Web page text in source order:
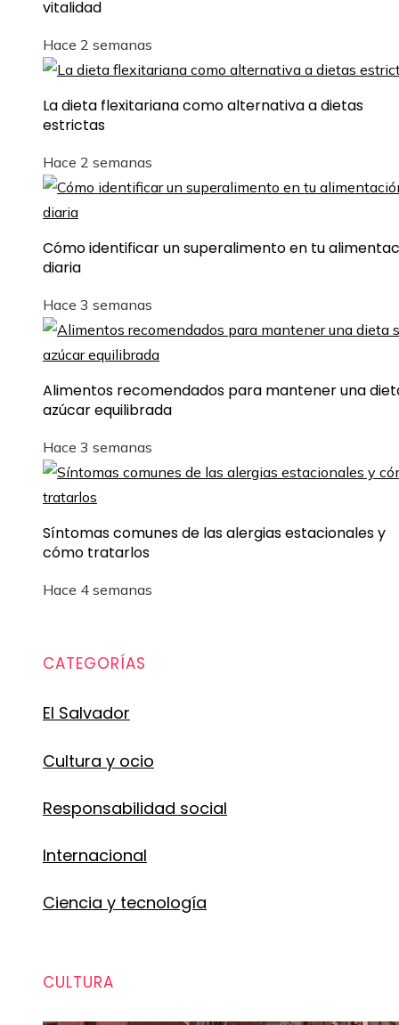
vitalidad
Hace 2 semanas
La dieta flexitariana como alternativa a dietas
estrictas
Hace 2 semanas
Cómo identificar un superalimento en tu
diaria
Hace 3 semanas
Alimentos recomendados para mantener una
azúcar equilibrada
Hace 3 semanas
Síntomas comunes de las alergias estacionales y
cómo tratarlos
Hace 4 semanas
CATEGORÍAS
El Salvador
Cultura y ocio
Responsabilidad social
Internacional
Ciencia y tecnología
CULTURA